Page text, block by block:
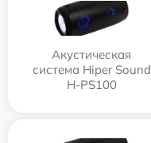
Акустическая
система Hiper Sound
H-PS100